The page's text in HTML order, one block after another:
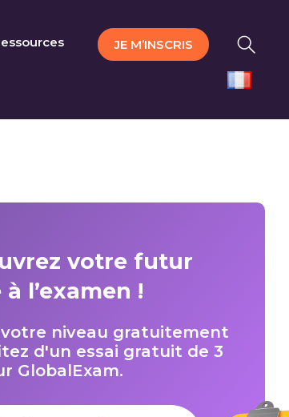
JE M’INSCRIS
votre futur
l’examen !
votre niveau gratuitement
d'un essai gratuit de 3
GlobalExam.